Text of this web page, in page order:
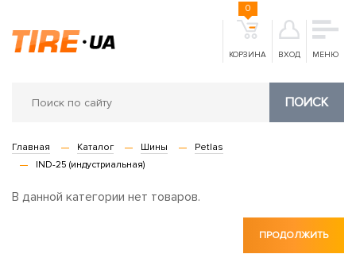
КОРЗИНА
0
ВХОД МЕНЮ
ПОИСК
Главная Каталог Шины
Petlas
IND-25 (индустриальная)
В данной категории нет товаров.
ПРОДОЛЖИТЬ